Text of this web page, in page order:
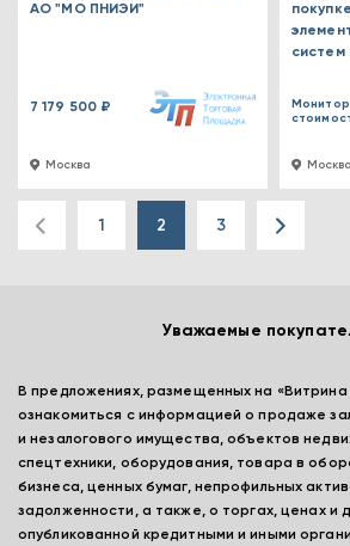
Москва
АО "МО ПНИЭИ"
7 179 500 ₽
Москва
систем
1 2 3
Уважаемые
В предложениях, размещенных на
ознакомиться с информацией о продаже
и незалогового имущества, объектов
спецтехники, оборудования, товара в
бизнеса, ценных бумаг, непрофильных
задолженности, а также, о торгах, ценах и
опубликованной кредитными и иными